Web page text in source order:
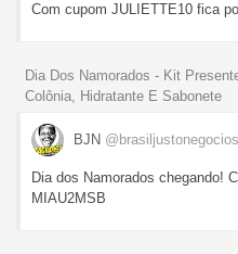
Com cupom JULIETTE10 fica
Dia Dos Namorados - Kit
Colônia, Hidratante E Sabonete
BJN @brasiljustonegocios
Dia dos Namorados chegando!
MIAU2MSB